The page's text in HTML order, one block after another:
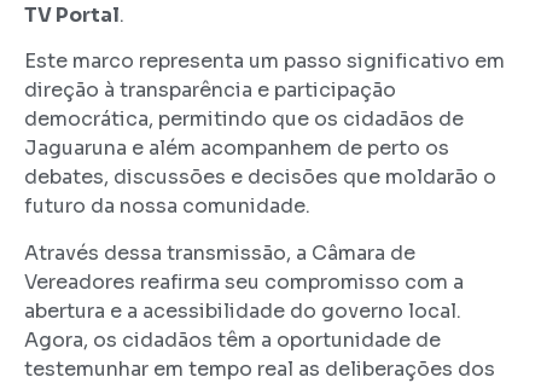
TV Portal.
Este marco representa um passo significativo em
direção à transparência e participação
democrática, permitindo que os cidadãos de
Jaguaruna e além acompanhem de perto os
debates, discussões e decisões que moldarão o
futuro da nossa comunidade.
Através dessa transmissão, a Câmara de
Vereadores reafirma seu compromisso com a
abertura e a acessibilidade do governo local.
Agora, os cidadãos têm a oportunidade de
testemunhar em tempo real as deliberações dos